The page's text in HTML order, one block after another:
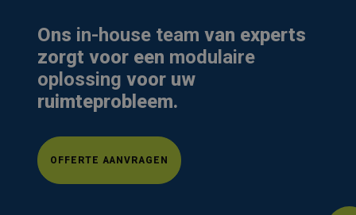
Ons in-house team van experts
zorgt voor een modulaire
oplossing voor uw
ruimteprobleem.
OFFERTE AANVRAGEN